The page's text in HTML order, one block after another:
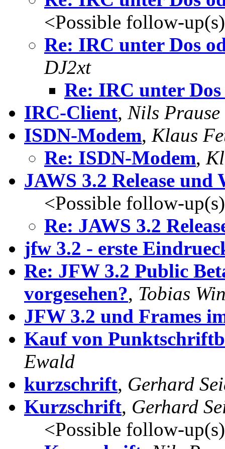
<Possible follow-
Re: IRC unter Dos
DJ2xt
Re: IRC unter Dos
IRC-Client, Nils Prause
ISDN-Modem, Klaus
Re: ISDN-Modem,
JAWS 3.2 Release und
<Possible follow-
Re: JAWS 3.2
jfw 3.2 - erste
Re: JFW 3.2 Public
vorgesehen?, Tobias
JFW 3.2 und Frames
Kauf von
Ewald
kurzschrift, Gerhard
Kurzschrift, Gerhard
<Possible follow-